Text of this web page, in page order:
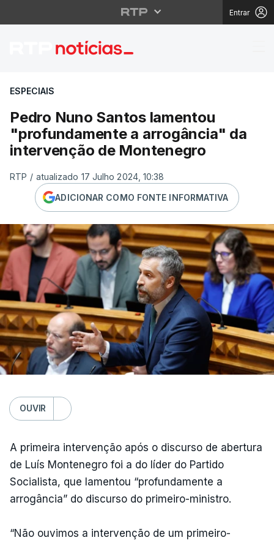
Entrar
Pedro Nuno Santos
ESPECIAIS
Pedro Nuno Santos lamentou
"profundamente a arrogância" da
intervenção de Montenegro
RTP / atualizado 17 Julho 2024, 10:38
ADICIONAR COMO FONTE INFORMATIVA
OUVIR
A primeira intervenção após o discurso de abertura
de Luís Montenegro foi a do líder do Partido
Socialista, que lamentou “profundamente a
arrogância” do discurso do primeiro-ministro.
“Não ouvimos a intervenção de um primeiro-